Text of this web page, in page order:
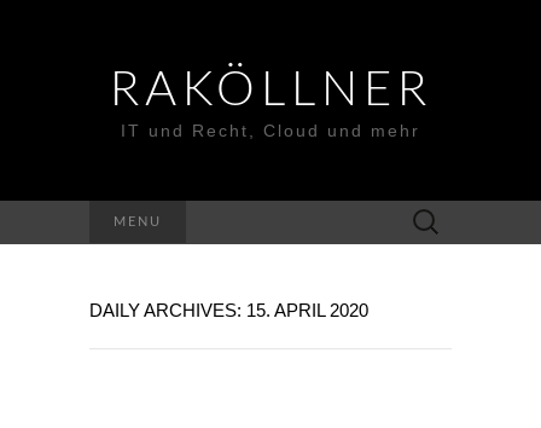
RAKÖLLNER
IT und Recht, Cloud und mehr
MENU
Suchen
nach:
DAILY ARCHIVES: 15. APRIL 2020